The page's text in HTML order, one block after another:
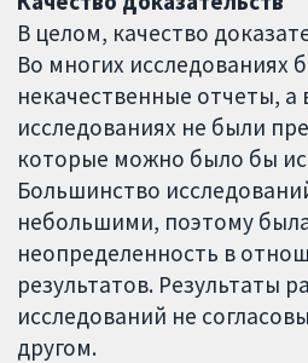
В целом, качество
Во многих исследованиях
некачественные отчеты, а
исследованиях не были
которые можно было бы
Большинство
небольшими, поэтому
неопределенность в
результатов. Результаты
исследований не
другом.